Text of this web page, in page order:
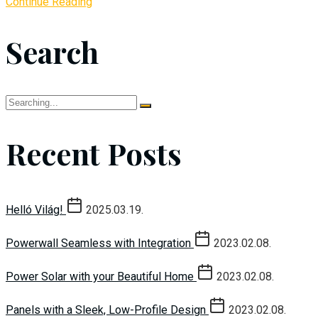
Search
Search
for:
Recent Posts
Helló Világ! 2025.03.19.
Powerwall Seamless with Integration 2023.02.08.
Power Solar with your Beautiful Home 2023.02.08.
Panels with a Sleek, Low-Profile Design 2023.02.08.